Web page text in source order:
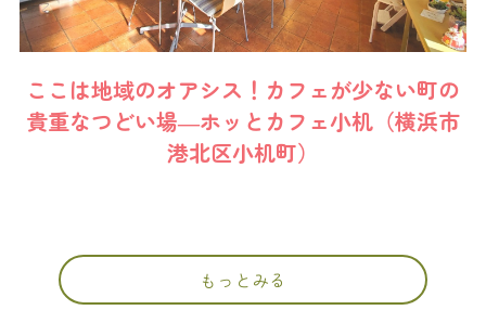
ここは地域のオアシス！カフェが少ない町の
貴重なつどい場―ホッとカフェ小机（横浜市
港北区小机町）
もっとみる